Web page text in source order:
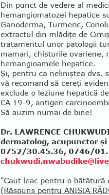
Din punct de vedere al
hemangiomatozei hepatice
Ganoderma, Turmeric,
extractul din mlădiţe de
tratamentul unor patologii
mamari, chisturile ovariene,
hemangioamele hepatice.
Şi, pentru ca neliniştea dvs.
vă recomand să cereţi
exclude o leziune hepa­tică
CA 19-9, antigen
Să auzim numai de bine!
Dr. LAWRENCE
dermatolog, acupunctor
0752/30.45.36, 0746/
"Caut leac pentru o bătătură
(Răspuns pentru ANISIA